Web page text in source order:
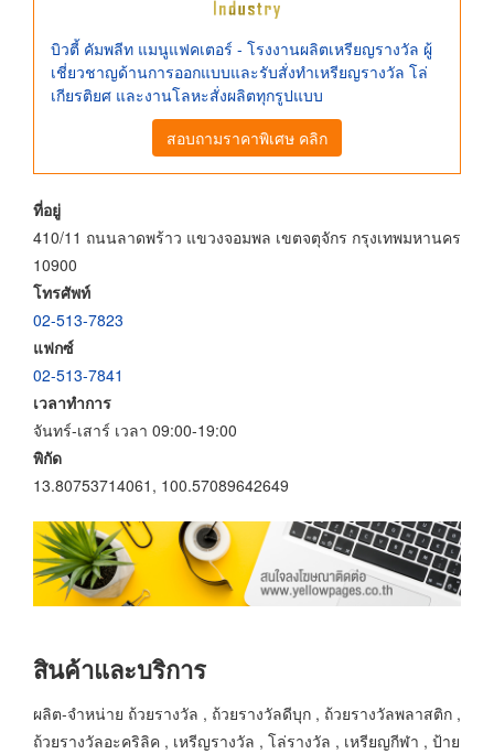
บิวตี้ คัมพลีท แมนูแฟคเตอร์ - โรงงานผลิตเหรียญรางวัล ผู้
เชี่ยวชาญด้านการออกแบบและรับสั่งทำเหรียญรางวัล โล่
เกียรติยศ และงานโลหะสั่งผลิตทุกรูปแบบ
สอบถามราคาพิเศษ คลิก
ที่อยู่
410/11 ถนนลาดพร้าว แขวงจอมพล เขตจตุจักร กรุงเทพมหานคร
10900
โทรศัพท์
02-513-7823
แฟกซ์
02-513-7841
เวลาทำการ
จันทร์-เสาร์ เวลา 09:00-19:00
พิกัด
13.80753714061, 100.57089642649
สินค้าและบริการ
ผลิต-จำหน่าย ถ้วยรางวัล , ถ้วยรางวัลดีบุก , ถ้วยรางวัลพลาสติก ,
ถ้วยรางวัลอะคริลิค , เหรีญรางวัล , โล่รางวัล , เหรียญกีฬา , ป้าย